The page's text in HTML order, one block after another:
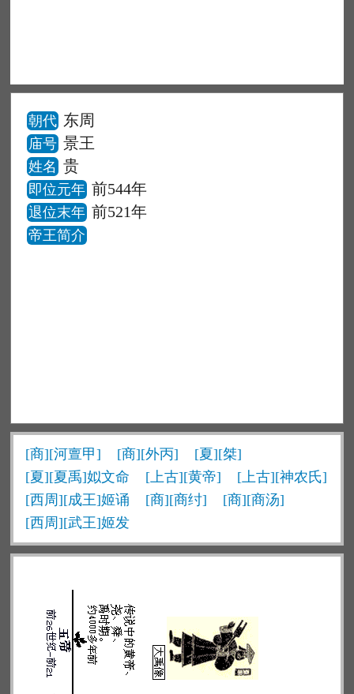
朝代 东周
庙号 景王
姓名 贵
即位元年 前544年
退位末年 前521年
帝王简介
[商][河亶甲] [商][外丙]
[夏][桀]
[夏][夏禹]姒文命
[上古][黄帝]
[上古][神农氏]
[西周][成王]姬诵
[商][商纣]
[商][商汤]
[西周][武王]姬发